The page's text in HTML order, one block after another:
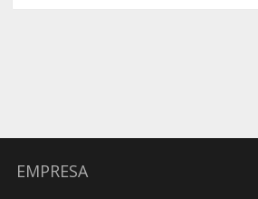
EMPRESA